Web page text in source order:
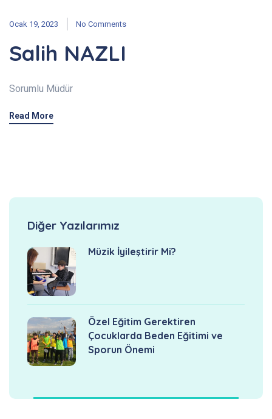
Ocak 19, 2023 No Comments
Salih NAZLI
Sorumlu Müdür
Read More
Diğer Yazılarımız
Müzik İyileştirir Mi?
Özel Eğitim Gerektiren
Çocuklarda Beden Eğitimi ve
Sporun Önemi